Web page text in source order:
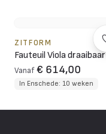
ZITFORM
Fauteuil Viola draaibaar
Vanaf € 614,00
In Enschede: 10 weken